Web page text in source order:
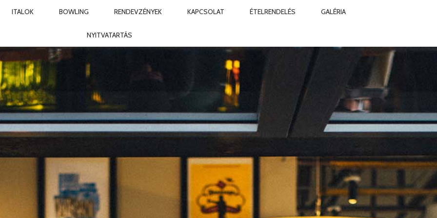
CLUB & BAR
ITALOK BOWLING RENDEVZÉNYEK KAPCSOLAT ÉTELRENDELÉS GALÉRIA
NYITVATARTÁS